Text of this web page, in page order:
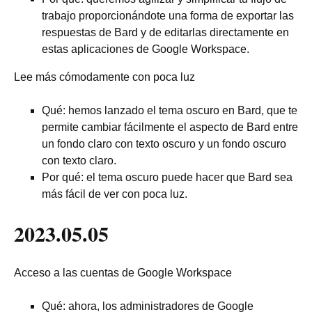
trabajo proporcionándote una forma de exportar las
respuestas de Bard y de editarlas directamente en
estas aplicaciones de Google Workspace.
Lee más cómodamente con poca luz
Qué: hemos lanzado el tema oscuro en Bard, que te
permite cambiar fácilmente el aspecto de Bard entre
un fondo claro con texto oscuro y un fondo oscuro
con texto claro.
Por qué: el tema oscuro puede hacer que Bard sea
más fácil de ver con poca luz.
2023.05.05
Acceso a las cuentas de Google Workspace
Qué: ahora, los administradores de Google